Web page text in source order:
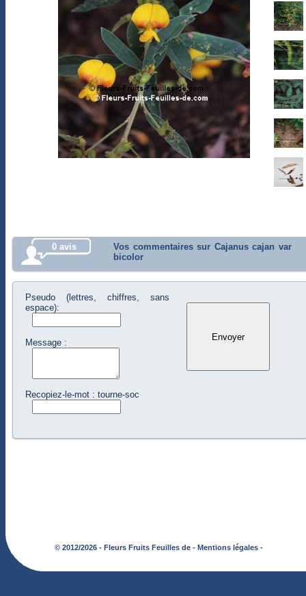
0 avis
Vos commentaires sur Cajanus cajan var
bicolor
Pseudo (lettres, chiffres, sans
espace):
Message :
Recopiez-le-mot : tourne-soc
© 2012/2026 - Fleurs Fruits Feuilles de - Mentions légales -